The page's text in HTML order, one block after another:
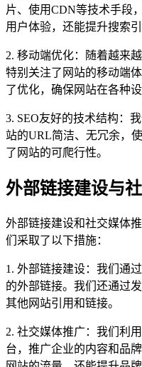
片、使用CDN等技术手段
用户体验，还能提升搜索
2. 移动端优化：随着越来
特别关注了网站的移动端
了优化，确保网站在各种
3. SEO友好的技术结构：
站的URL简洁、无冗余，
了网站的可爬行性。
外部链接建设与
外部链接建设和社交媒体
们采取了以下措施：
1. 外部链接建设：我们通
的外部链接。我们还通过
其他网站引用和链接。
2. 社交媒体推广：我们利
台，推广企业的内容和品